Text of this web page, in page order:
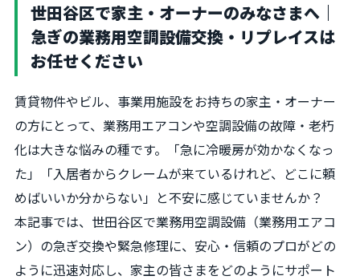
世田谷区で家主・オーナーのみなさまへ｜
急ぎの業務用空調設備交換・リプレイスは
お任せください
賃貸物件やビル、事業用施設をお持ちの家主・オーナー
の方にとって、業務用エアコンや空調設備の故障・老朽
化は大きな悩みの種です。「急に冷暖房が効かなくなっ
た」「入居者からクレームが来ているけれど、どこに頼
めばいいか分からない」と不安に感じていませんか？
本記事では、世田谷区で業務用空調設備（業務用エアコ
ン）の急ぎ交換や緊急修理に、安心・信頼のプロがどの
ように迅速対応し、家主の皆さまをどのようにサポート